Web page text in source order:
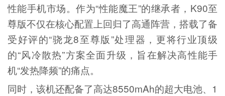
性能手机市场。作为“性能魔王”的继承者，K90至
尊版不仅在核心配置上回归了高通阵营，搭载了备
受好评的“骁龙8至尊版”处理器，更将行业顶级
的“风冷散热”方案全面升级，旨在解决高性能手
机“发热降频”的痛点。
同时，该机还配备了高达8550mAh的超大电池、1